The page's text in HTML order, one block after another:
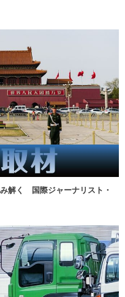
み解く 国際ジャーナリスト・